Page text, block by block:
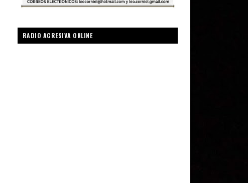
RADIO AGRESIVA ONLINE